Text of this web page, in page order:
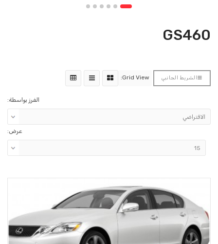
GS460
الشريط الجانبي Grid View:
الفرز بواسطة:
عرض: